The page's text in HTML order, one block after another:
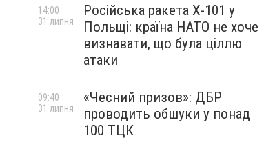
Російська ракета Х-101 у
Польщі: країна НАТО не хоче
визнавати, що була ціллю
атаки
14:00
31 липня
«Чесний призов»: ДБР
проводить обшуки у понад
100 ТЦК
09:40
31 липня